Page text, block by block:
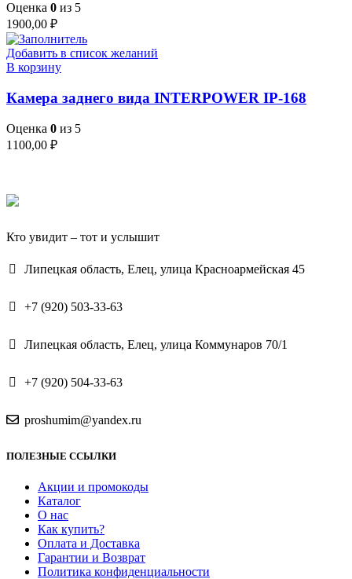
Оценка 0 из 5
1900,00 ₽
Добавить в список желаний
В корзину
Камера заднего вида INTERPOWER IP-168
Оценка 0 из 5
1100,00 ₽
Кто увидит – тот и услышит
Липецкая область, Елец, улица Красноармейская 45
+7 (920) 503-33-63
Липецкая область, Елец, улица Коммунаров 70/1
+7 (920) 504-33-63
proshumim@yandex.ru
ПОЛЕЗНЫЕ ССЫЛКИ
Акции и промокоды
Каталог
О нас
Как купить?
Оплата и Доставка
Гарантии и Возврат
Политика конфиденциальности